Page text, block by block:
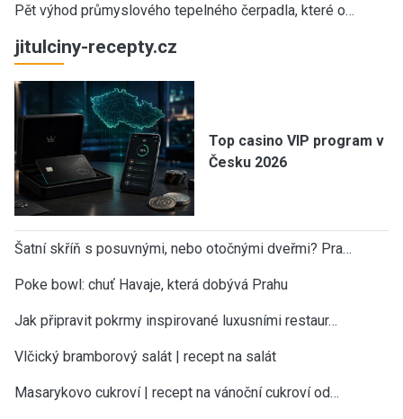
Pět výhod průmyslového tepelného čerpadla, které o…
jitulciny-recepty.cz
Top casino VIP program v
Česku 2026
Šatní skříň s posuvnými, nebo otočnými dveřmi? Pra…
Poke bowl: chuť Havaje, která dobývá Prahu
Jak připravit pokrmy inspirované luxusními restaur…
Vlčický bramborový salát | recept na salát
Masarykovo cukroví | recept na vánoční cukroví od…